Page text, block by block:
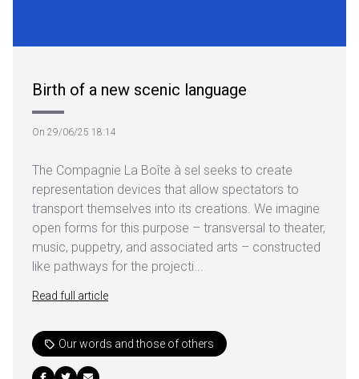
Birth of a new scenic language
On 29/06/25 18:14
The Compagnie La Boîte à sel seeks to create
representation devices that allow spectators to
transport themselves into its creations. We imagine
open forms for this purpose – transversal to theater,
music, puppetry, and associated arts – constructed
like pathways for the projecti...
Read full article
Our words and those of others